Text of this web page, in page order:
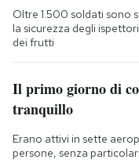
Oltre 1.500 soldati sono
la sicurezza degli
dei frutti
Il primo giorno di
tranquillo
Erano attivi in sette
persone, senza